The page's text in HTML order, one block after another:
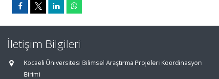
İletişim Bilgileri
Kocaeli Üniversitesi Bilimsel Araştırma Projeleri Koordinasyon
Birimi